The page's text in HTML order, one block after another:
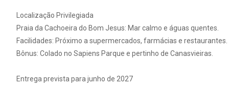
Localização Privilegiada
Praia da Cachoeira do Bom Jesus: Mar calmo e águas quentes.
Facilidades: Próximo a supermercados, farmácias e restaurantes.
Bônus: Colado no Sapiens Parque e pertinho de Canasvieiras.
Entrega prevista para junho de 2027